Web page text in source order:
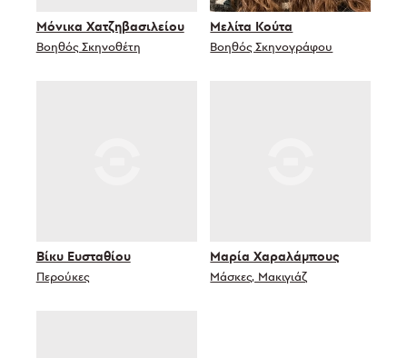
Μόνικα Χατζηβασιλείου
Βοηθός Σκηνοθέτη
Μελίτα Κούτα
Βοηθός Σκηνογράφου
Βίκυ Ευσταθίου
Περούκες
Μαρία Χαραλάμπους
Μάσκες, Μακιγιάζ